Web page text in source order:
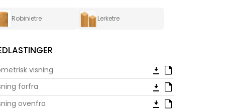
Robinietre Lerketre
visning
forfra
ovenfra